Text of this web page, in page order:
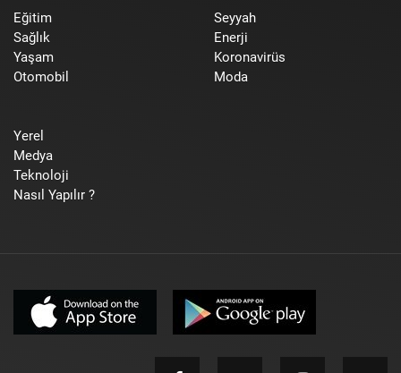
Eğitim
Sağlık
Yaşam
Otomobil
Seyyah
Enerji
Koronavirüs
Moda
Yerel
Medya
Teknoloji
Nasıl Yapılır ?